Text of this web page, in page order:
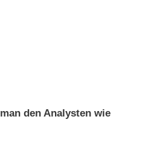
man den Analysten wie